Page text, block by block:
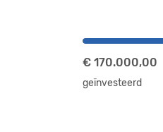
€ 170.000,00
geïnvesteerd